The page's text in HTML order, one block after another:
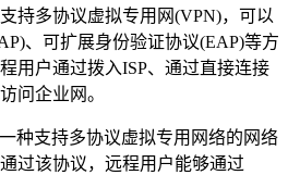
持多协议虚拟专用网(VPN)，可以
、可扩展身份验证协议(EAP)等方
用户通过拨入ISP、通过直接连接
问企业网。
种支持多协议虚拟专用网络的网络
过该协议，远程用户能够通过